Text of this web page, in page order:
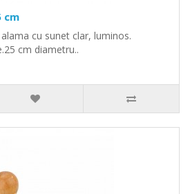
cm
cu sunet clar, luminos.
cm diametru..